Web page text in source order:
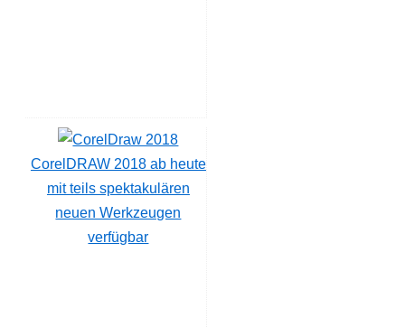
CorelDRAW 2018 ab heute
mit teils spektakulären
neuen Werkzeugen
verfügbar